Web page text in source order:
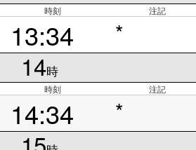
時刻 注記
13:34 *
14時
時刻 注記
14:34 *